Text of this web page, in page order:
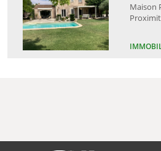
Maison